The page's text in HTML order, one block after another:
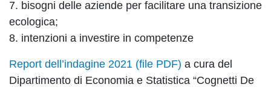
7. bisogni delle aziende per facilitare una transizione
ecologica;
8. intenzioni a investire in competenze
Report dell’indagine 2021 (file PDF) a cura del
Dipartimento di Economia e Statistica “Cognetti De